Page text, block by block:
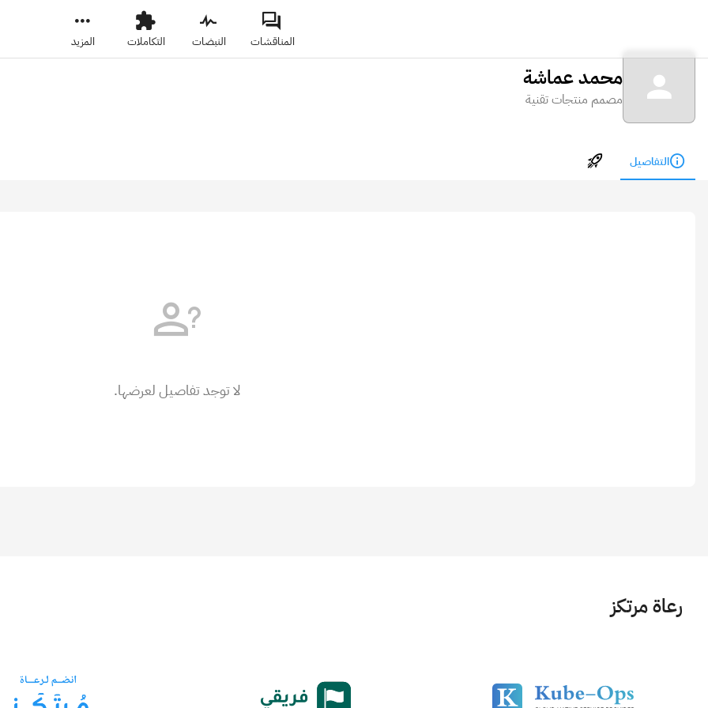
المناقشات النبضات التكاملات المزيد
محمد عماشة
مصمم منتجات تقنية
التفاصيل
لا توجد تفاصيل لعرضها.
رعاة مرتكز